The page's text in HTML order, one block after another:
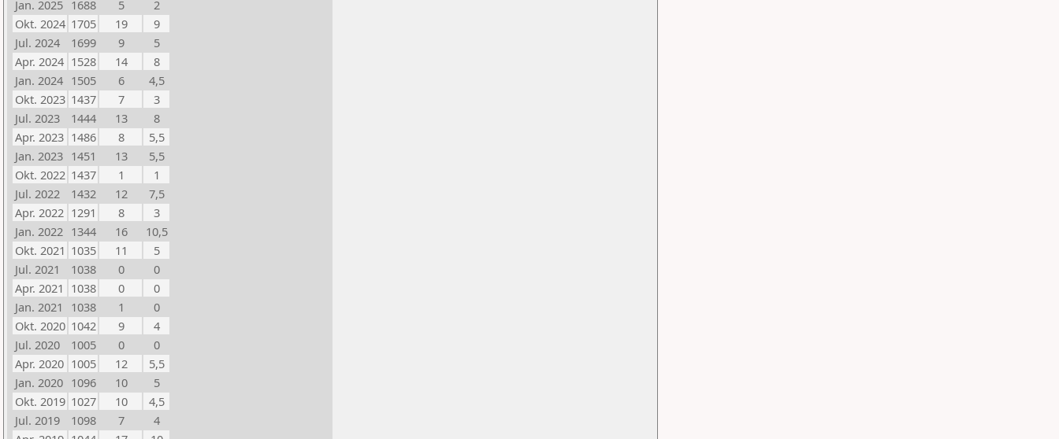
Jan. 2025 1688 5
2
Okt. 2024 1705 19
9
Jul. 2024
1699 9
5
Apr. 2024 1528 14
8
Jan. 2024 1505 6
4,5
Okt. 2023 1437 7
3
Jul. 2023
1444 13
8
Apr. 2023 1486 8
5,5
Jan. 2023 1451 13
5,5
Okt. 2022 1437 1
1
Jul. 2022
1432 12
7,5
Apr. 2022 1291 8
3
Jan. 2022 1344 16
10,5
Okt. 2021 1035 11
5
Jul. 2021
1038 0
0
Apr. 2021 1038 0
0
Jan. 2021
1038 1
0
Okt. 2020 1042 9
4
Jul. 2020
1005 0
0
Apr. 2020 1005 12
5,5
Jan. 2020 1096 10
5
Okt. 2019 1027 10
4,5
Jul. 2019
1098 7
4